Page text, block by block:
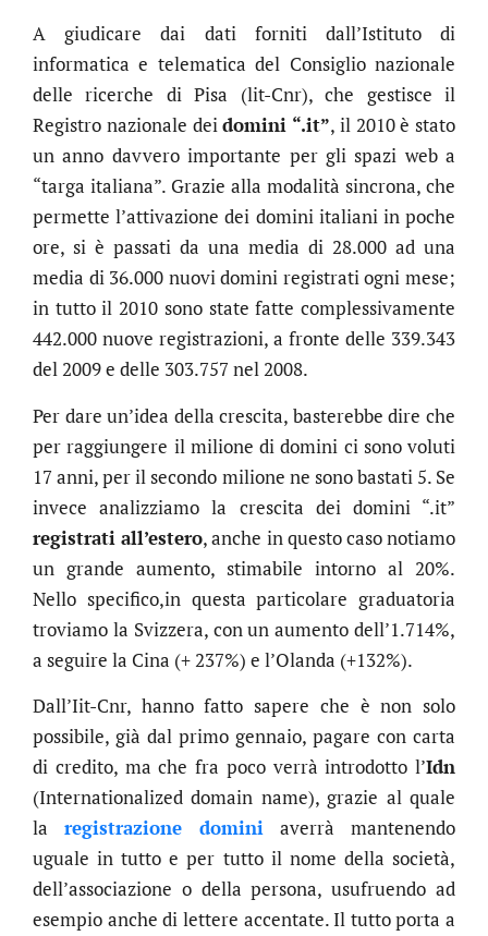
A giudicare dai dati forniti dall’Istituto di
informatica e telematica del Consiglio nazionale
delle ricerche di Pisa (lit-Cnr), che gestisce il
Registro nazionale deidomini “.it”, il 2010 è stato
un anno davvero importante per gli spazi web a
“targa italiana”. Grazie alla modalità sincrona, che
permette l’attivazione dei domini italiani in poche
ore, si è passati da una media di 28.000 ad una
media di 36.000 nuovi domini registrati ogni mese;
in tutto il 2010 sono state fatte complessivamente
442.000 nuove registrazioni, a fronte delle 339.343
del 2009 e delle 303.757 nel 2008.
Per dare un’idea della crescita, basterebbe dire che
per raggiungere il milione di domini ci sono voluti
17 anni, per il secondo milione ne sono bastati 5. Se
invece analizziamo la crescita dei domini “.it”
registrati all’estero, anche in questo caso notiamo
un grande aumento, stimabile intorno al 20%.
Nello specifico,in questa particolare graduatoria
troviamo la Svizzera, con un aumento dell’1.714%,
a seguire la Cina (+ 237%) e l’Olanda (+132%).
Dall’Iit-Cnr, hanno fatto sapere che è non solo
possibile, già dal primo gennaio, pagare con carta
di credito, ma che fra poco verrà introdotto l’Idn
(Internationalized domain name), grazie al quale
la registrazione domini averrà mantenendo
uguale in tutto e per tutto il nome della società,
dell’associazione o della persona, usufruendo ad
esempio anche di lettere accentate. Il tutto porta a